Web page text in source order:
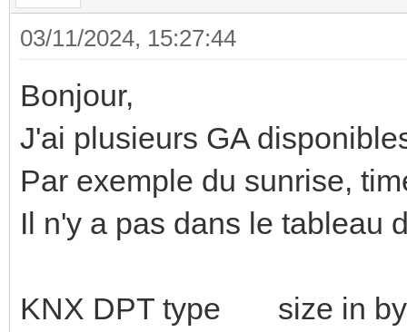
03/11/2024, 15:27:44
Bonjour,
J'ai plusieurs GA
Par exemple du sunrise,
Il n'y a pas dans le tableau
KNX DPT type size